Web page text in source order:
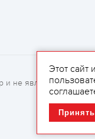
и не являются
Этот сайт
Принять